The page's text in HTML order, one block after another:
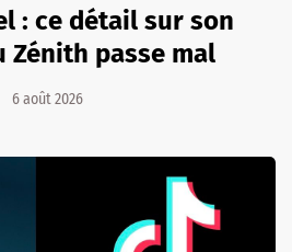
: ce détail sur son
Zénith passe mal
6 août 2026